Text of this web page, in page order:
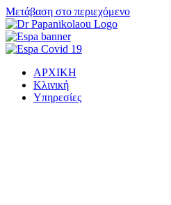
Μετάβαση στο περιεχόμενο
ΑΡΧΙΚΗ
Κλινική
Υπηρεσίες